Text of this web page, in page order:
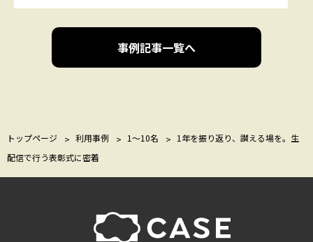
事例記事一覧へ
トップページ 利用事例 1〜10名
1年を振り返り、讃える場を。生
配信で行う表彰式に密着